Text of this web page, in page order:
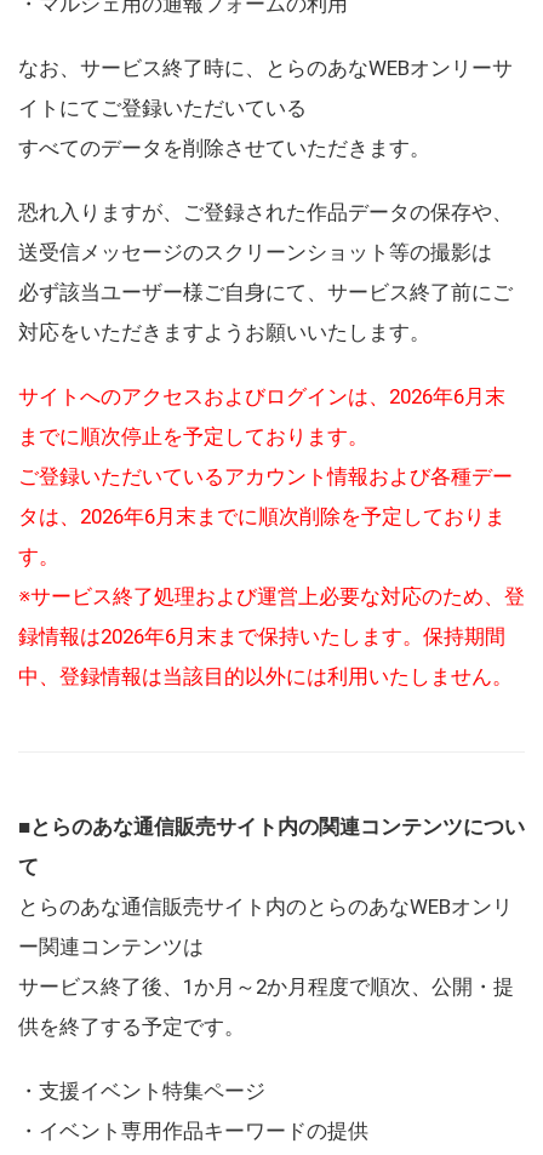
なお、サービス終了時に、とらのあなWEBオンリーサ
イトにてご登録いただいている
すべてのデータを削除させていただきます。
恐れ入りますが、ご登録された作品データの保存や、
送受信メッセージのスクリーンショット等の撮影は
必ず該当ユーザー様ご自身にて、サービス終了前にご
対応をいただきますようお願いいたします。
サイトへのアクセスおよびログインは、2026年6月末
までに順次停止を予定しております。
ご登録いただいているアカウント情報および各種デー
タは、2026年6月末までに順次削除を予定しておりま
す。
※サービス終了処理および運営上必要な対応のため、登
録情報は2026年6月末まで保持いたします。保持期間
中、登録情報は当該目的以外には利用いたしません。
■とらのあな通信販売サイト内の関連コンテンツについ
て
とらのあな通信販売サイト内のとらのあなWEBオンリ
ー関連コンテンツは
サービス終了後、1か月～2か月程度で順次、公開・提
供を終了する予定です。
・支援イベント特集ページ
・イベント専用作品キーワードの提供